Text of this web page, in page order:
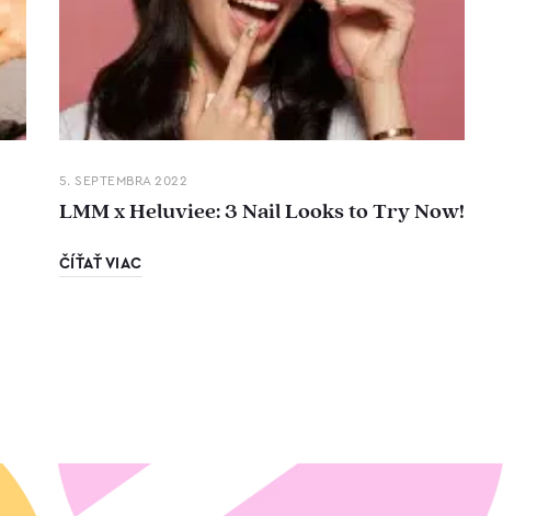
5. SEPTEMBRA 2022
LMM x Heluviee: 3 Nail Looks to Try Now!
ČÍŤAŤ VIAC